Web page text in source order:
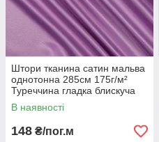
Штори тканина сатин мальва
однотонна 285см 175г/м²
Туреччина гладка блискуча
тканина
В наявності
148 ₴/пог.м